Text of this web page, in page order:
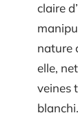
claire
nature
elle,
veines